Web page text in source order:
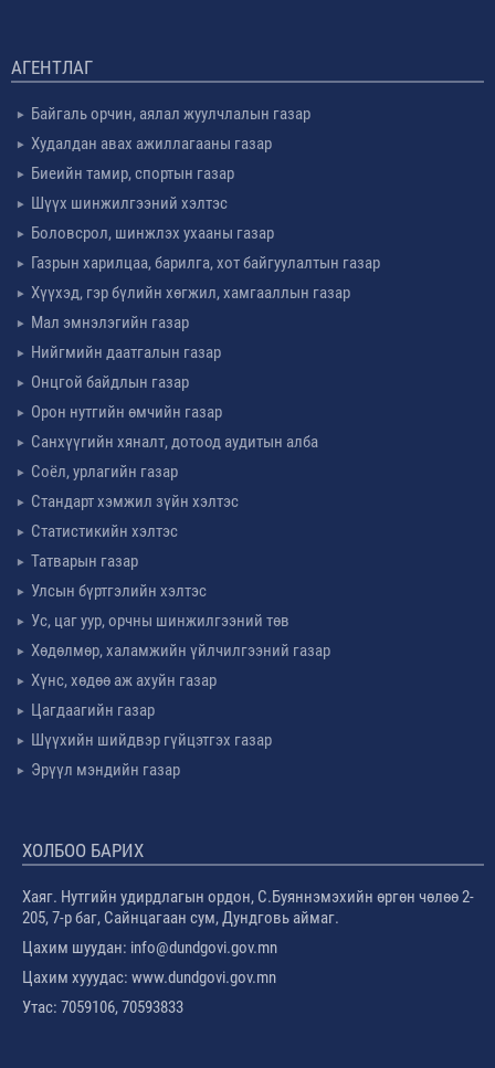
АГЕНТЛАГ
Байгаль орчин, аялал жуулчлалын газар
Худалдан авах ажиллагааны газар
Биеийн тамир, спортын газар
Шүүх шинжилгээний хэлтэс
Боловсрол, шинжлэх ухааны газар
Газрын харилцаа, барилга, хот байгуулалтын газар
Хүүхэд, гэр бүлийн хөгжил, хамгааллын газар
Мал эмнэлэгийн газар
Нийгмийн даатгалын газар
Онцгой байдлын газар
Орон нутгийн өмчийн газар
Санхүүгийн хяналт, дотоод аудитын алба
Соёл, урлагийн газар
Стандарт хэмжил зүйн хэлтэс
Статистикийн хэлтэс
Татварын газар
Улсын бүртгэлийн хэлтэс
Ус, цаг уур, орчны шинжилгээний төв
Хөдөлмөр, халамжийн үйлчилгээний газар
Хүнс, хөдөө аж ахуйн газар
Цагдаагийн газар
Шүүхийн шийдвэр гүйцэтгэх газар
Эрүүл мэндийн газар
ХОЛБОО БАРИХ
Хаяг. Нутгийн удирдлагын ордон, С.Буяннэмэхийн өргөн чөлөө 2-
205, 7-р баг, Сайнцагаан сум, Дундговь аймаг.
Цахим шуудан: info@dundgovi.gov.mn
Цахим хууудас: www.dundgovi.gov.mn
Утас: 7059106, 70593833